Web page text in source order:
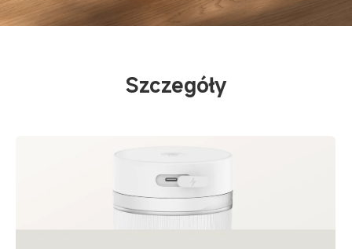
Szczegóły